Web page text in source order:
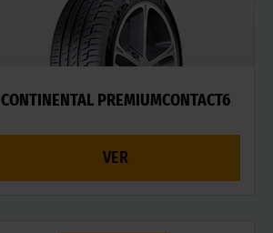
CONTINENTAL PREMIUMCONTACT6
VER